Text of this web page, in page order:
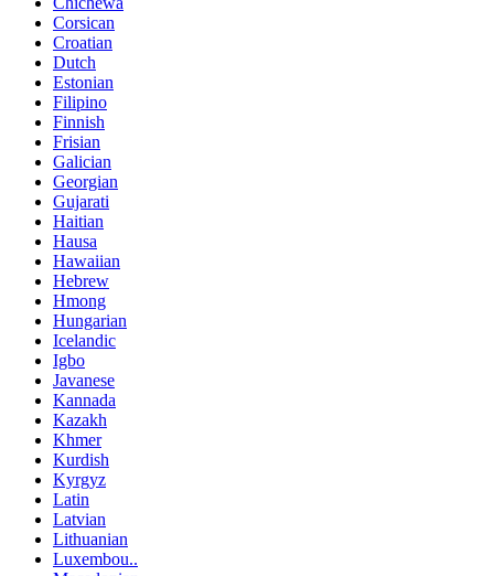
Corsican
Croatian
Dutch
Estonian
Filipino
Finnish
Frisian
Galician
Georgian
Gujarati
Haitian
Hausa
Hawaiian
Hebrew
Hmong
Hungarian
Icelandic
Igbo
Javanese
Kannada
Kazakh
Khmer
Kurdish
Kyrgyz
Latin
Latvian
Lithuanian
Luxembou..